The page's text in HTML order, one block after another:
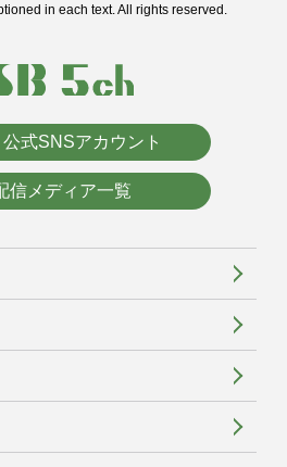
in each text. All rights reserved.
公式SNSアカウント
信メディア一覧